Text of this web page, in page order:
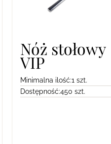
Nóż stołowy
VIP
Minimalna ilość:1 szt.
Dostępność:450 szt.